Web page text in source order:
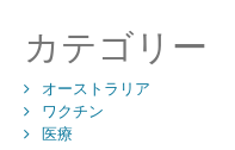
カテゴリー
オーストラリア
ワクチン
医療